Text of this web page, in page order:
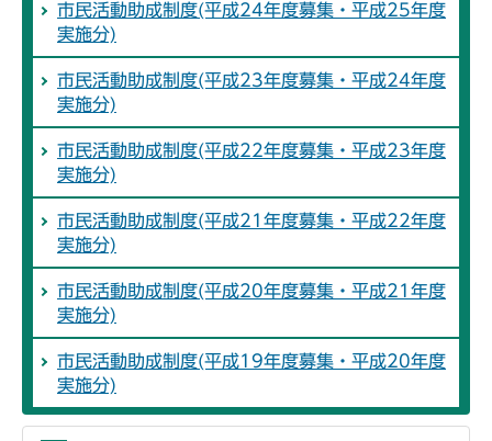
市民活動助成制度(平成24年度募集・平成25年度
実施分)
市民活動助成制度(平成23年度募集・平成24年度
実施分)
市民活動助成制度(平成22年度募集・平成23年度
実施分)
市民活動助成制度(平成21年度募集・平成22年度
実施分)
市民活動助成制度(平成20年度募集・平成21年度
実施分)
市民活動助成制度(平成19年度募集・平成20年度
実施分)